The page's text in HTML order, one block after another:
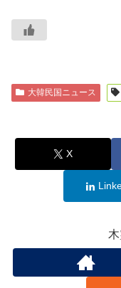
大韓民国ニュース
X